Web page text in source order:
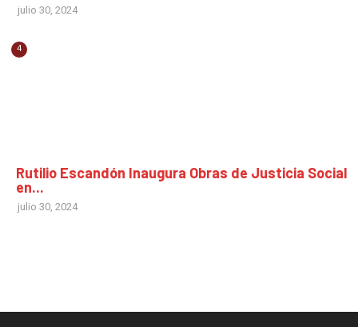
julio 30, 2024
4
Rutilio Escandón Inaugura Obras de Justicia Social
en...
julio 30, 2024